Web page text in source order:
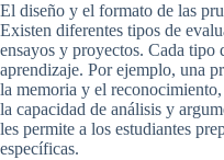
El diseño y el formato de las
Existen diferentes tipos de
ensayos y proyectos. Cada tipo
aprendizaje. Por ejemplo, una
la memoria y el
la capacidad de análisis y
les permite a los estudiantes
específicas.